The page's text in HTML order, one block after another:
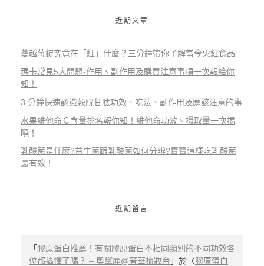
近期文章
蔓越莓錠究竟在「紅」什麼？三分鐘帶你了解當今火紅食品
瑪卡常見5大問題-作用、副作用及購買注意事項一次報給你
知！
3 分鐘快速認識穀胱甘肽功效、吃法、副作用及應該注意的事
水果維他命Ｃ含量排名報你知！維他命功效、攝取量一次揭
曉！
乳酸菌是什麼?益生菌跟乳酸菌如何分辨?寶寶這樣吃乳酸菌
最有效！
近期留言
「 膠原蛋白推薦！有關膠原蛋白不相同類別的不同功效各
位都搞懂了嗎？ – 奧黛麗@奢華梳妝台 」於〈膠原蛋白